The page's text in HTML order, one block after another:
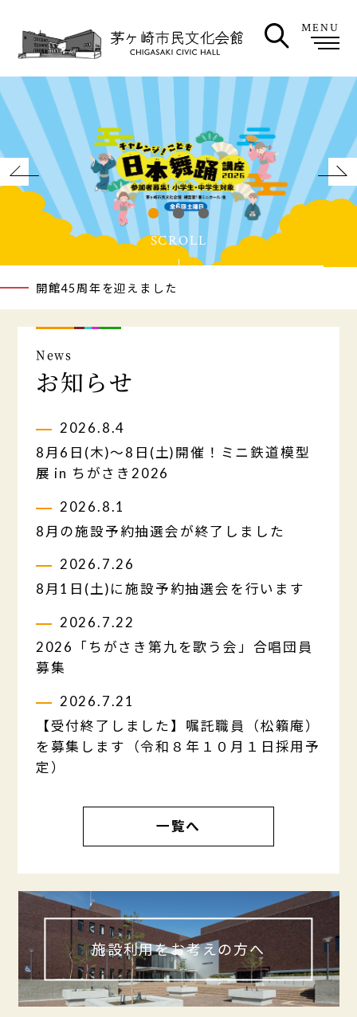
MENU
SCROLL
開館45周年を迎えました
News
お知らせ
2026.8.4
8月6日(木)～8日(土)開催！ミニ鉄道模型
展 in ちがさき2026
2026.8.1
8月の施設予約抽選会が終了しました
2026.7.26
8月1日(土)に施設予約抽選会を行います
2026.7.22
2026「ちがさき第九を歌う会」合唱団員
募集
2026.7.21
【受付終了しました】嘱託職員（松籟庵）
を募集します（令和８年１０月１日採用予
定）
一覧へ
施設利用をお考えの方へ